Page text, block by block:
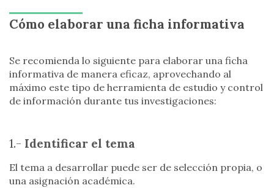
Cómo elaborar una ficha informativa
Se recomienda lo siguiente para elaborar una ficha
informativa de manera eficaz, aprovechando al
máximo este tipo de herramienta de estudio y control
de información durante tus investigaciones:
1.- Identificar el tema
El tema a desarrollar puede ser de selección propia, o
una asignación académica.